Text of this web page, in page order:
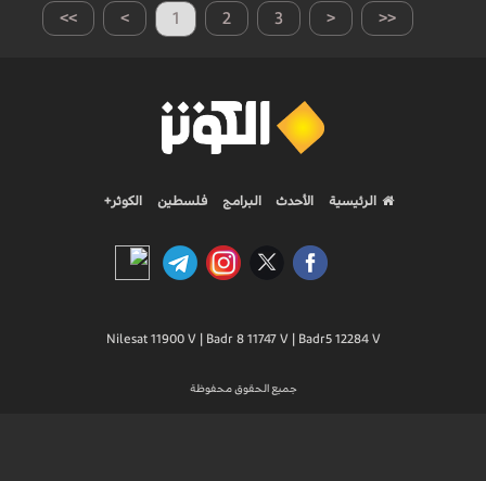
>> > 1 2 3 < <<
الرئيسية الأحدث البرامج فلسطين الكوثر+
Nilesat 11900 V | Badr 8 11747 V | Badr5 12284 V
جميع الحقوق محفوظة